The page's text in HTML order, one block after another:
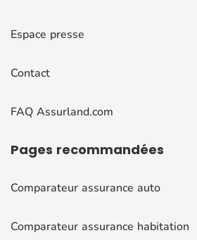
Espace presse
Contact
FAQ Assurland.com
Pages recommandées
Comparateur assurance auto
Comparateur assurance habitation